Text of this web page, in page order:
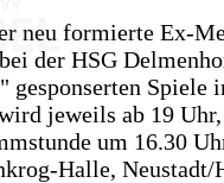
neu formierte Ex-
der HSG
Spiele
jeweils ab 19 Uhr,
um 16.30
Halle, Neustadt/